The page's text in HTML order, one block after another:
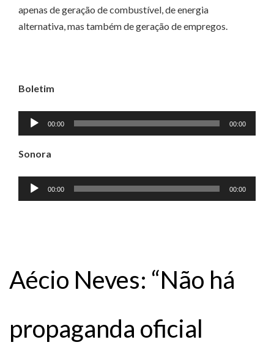
apenas de geração de combustível, de energia
alternativa, mas também de geração de empregos.
Boletim
Tocador
de
áudio
00:00 00:00
Sonora
Tocador
de
00:00 00:00
Aécio Neves: “Não há
propaganda oficial